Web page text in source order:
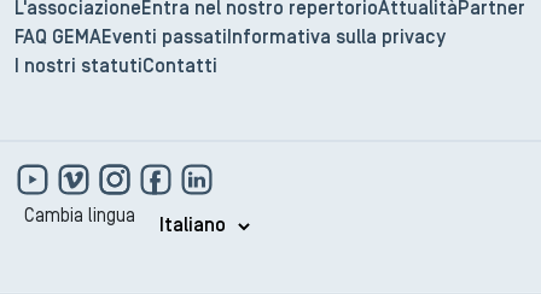
L'associazione Entra nel nostro repertorioAttualità Partner
FAQ GEMAEventi passati
Informativa sulla privacy
I nostri statuti Contatti
Cambia lingua